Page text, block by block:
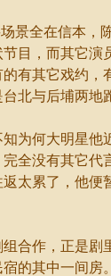
景全在信本，
目，而其它演
有其它戏约，
北与后埔两地
何大明星他
全没有其它代
太累了，他便
作，正是剧
的其中一间房。